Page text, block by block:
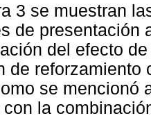
3 se muestran
de presentación
del efecto
de reforzamiento
se mencionó
la